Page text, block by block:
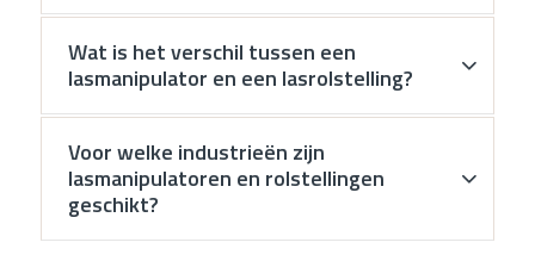
Wat is het verschil tussen een
lasmanipulator en een lasrolstelling?
Voor welke industrieën zijn
lasmanipulatoren en rolstellingen
geschikt?